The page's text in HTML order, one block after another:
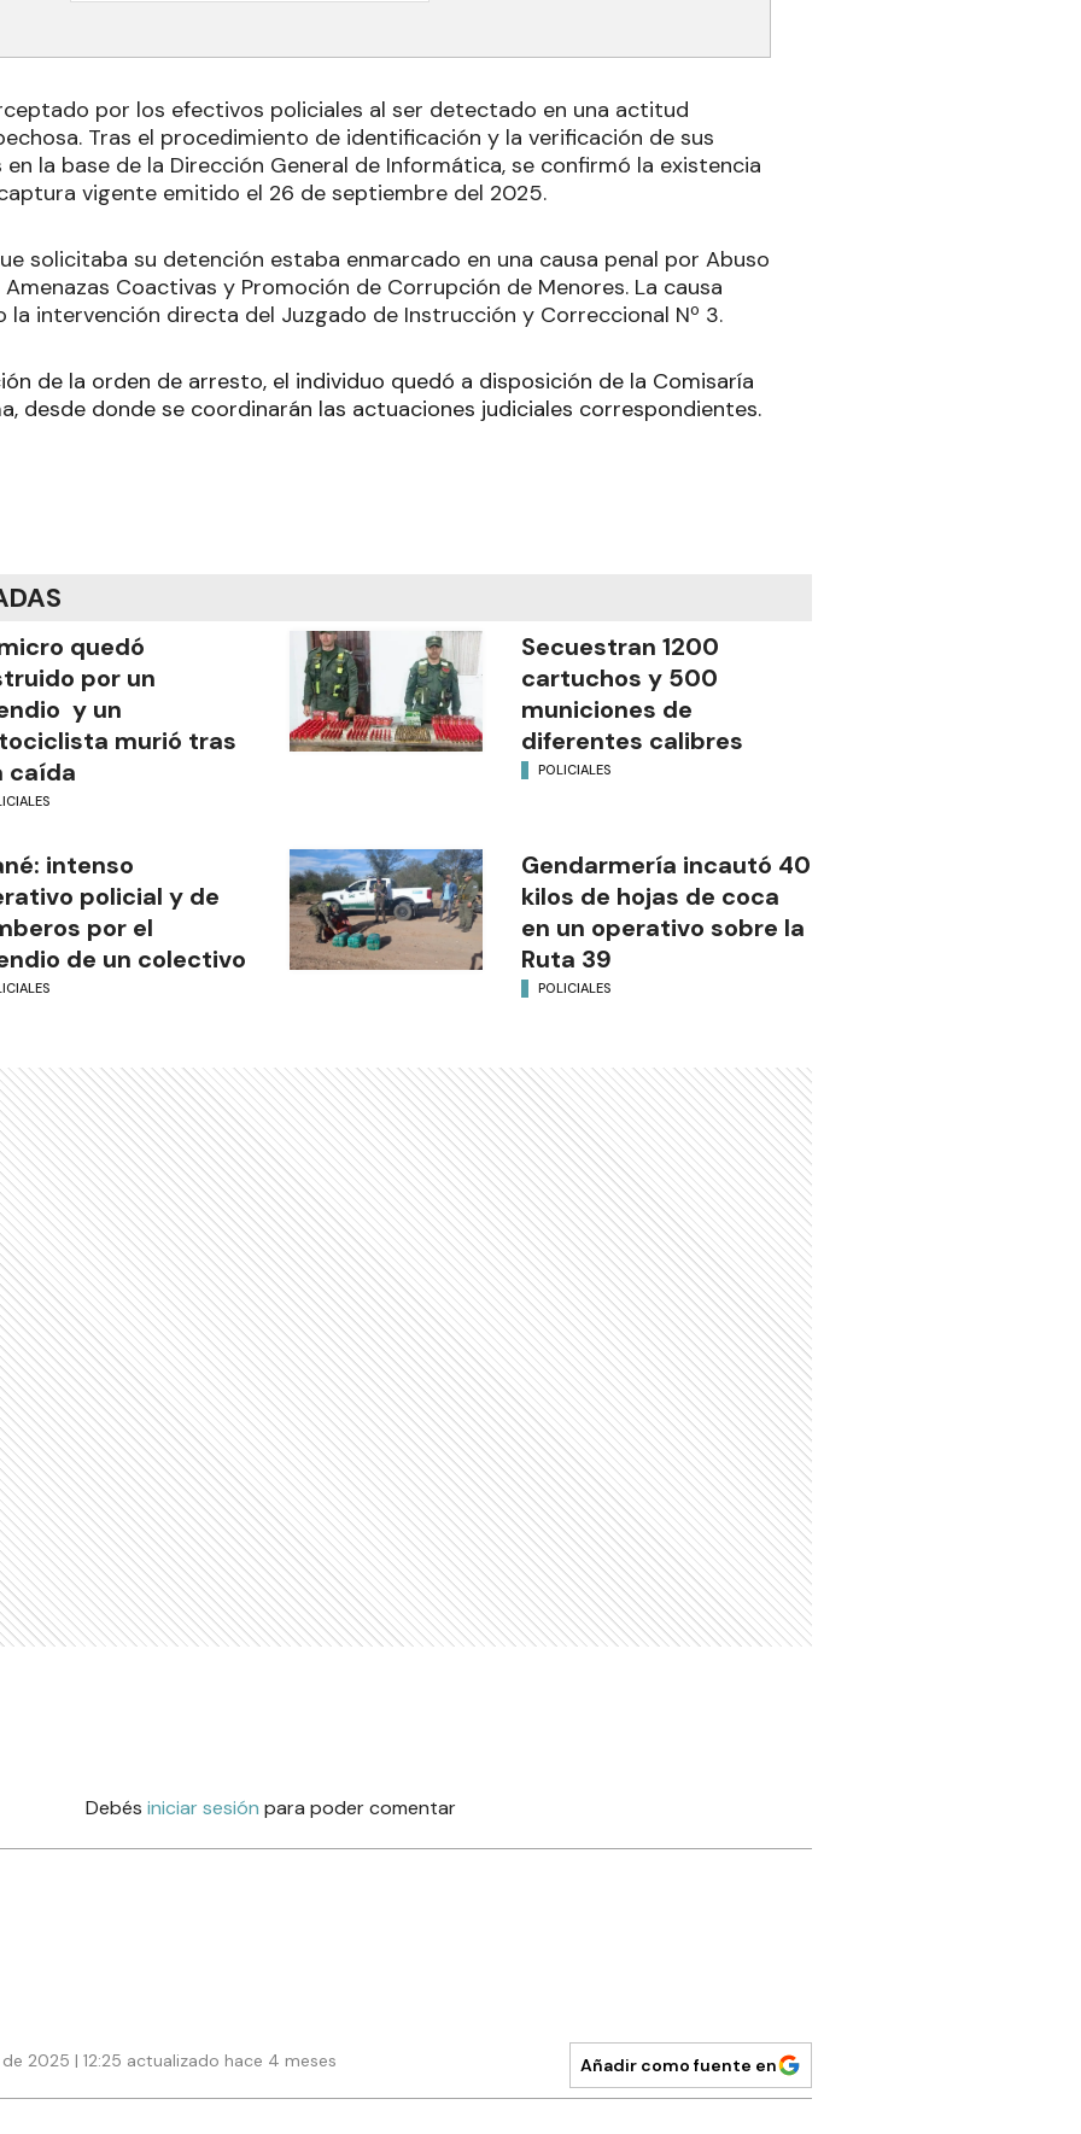
por los efectivos policiales al ser detectado en una actitud
Tras el procedimiento de identificación y la verificación de sus
la base de la Dirección General de Informática, se confirmó la existencia
vigente emitido el 26 de septiembre del 2025.
solicitaba su detención estaba enmarcado en una causa penal por Abuso
Amenazas Coactivas y Promoción de Corrupción de Menores. La causa
la intervención directa del Juzgado de Instrucción y Correccional Nº 3.
de la orden de arresto, el individuo quedó a disposición de la Comisaría
desde donde se coordinarán las actuaciones judiciales correspondientes.
quedó
por un
y un
murió tras
caída
Secuestran 1200
cartuchos y 500
municiones de
diferentes calibres
POLICIALES
intenso
policial y de
por el
de un colectivo
Gendarmería incautó 40
kilos de hojas de coca
en un operativo sobre la
Ruta 39
POLICIALES
Debés iniciar sesión para poder comentar
2025 | 12:25 actualizado hace 4 meses Añadir como fuente en